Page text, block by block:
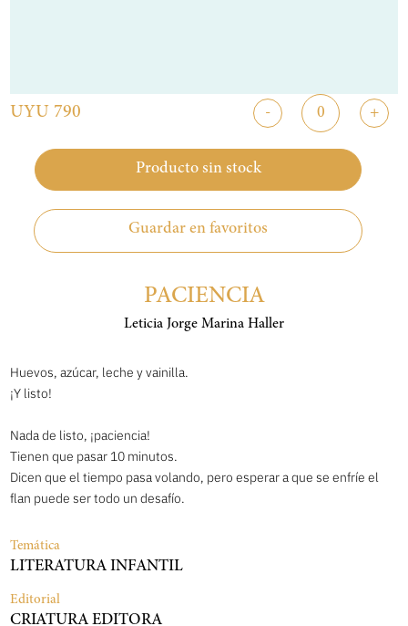
UYU 790 - +
Producto sin stock
Guardar en favoritos
PACIENCIA
Leticia Jorge Marina Haller
Huevos, azúcar, leche y vainilla.
¡Y listo!
Nada de listo, ¡paciencia!
Tienen que pasar 10 minutos.
Dicen que el tiempo pasa volando, pero esperar a que se enfríe el
flan puede ser todo un desafío.
Temática
LITERATURA INFANTIL
Editorial
CRIATURA EDITORA